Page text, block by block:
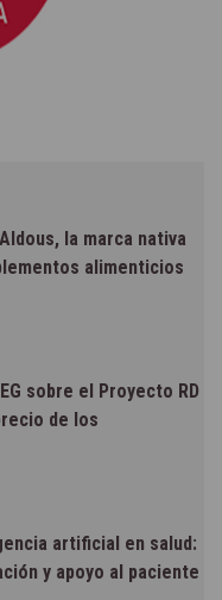
la marca nativa
alimenticios
sobre el Proyecto RD
de los
artificial en salud:
y apoyo al paciente